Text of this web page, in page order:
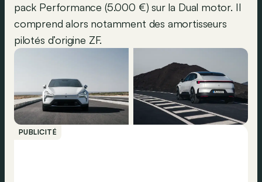
pack Performance (5.000 €) sur la Dual motor. Il
comprend alors notamment des amortisseurs
pilotés d’origine ZF.
PUBLICITÉ